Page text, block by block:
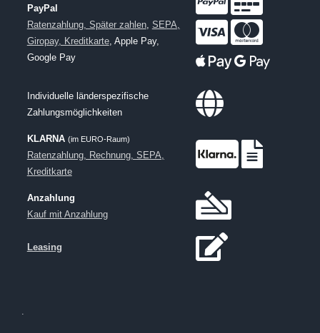
PayPal
Ratenzahlung, Später zahlen, SEPA,
Giropay, Kreditkarte, Apple Pay,
Google Pay
Individuelle länderspezifische
Zahlungsmöglichkeiten
KLARNA (im EURO-Raum)
Ratenzahlung, Rechnung, SEPA,
Kreditkarte
Anzahlung
Kauf mit Anzahlung
Leasing
.